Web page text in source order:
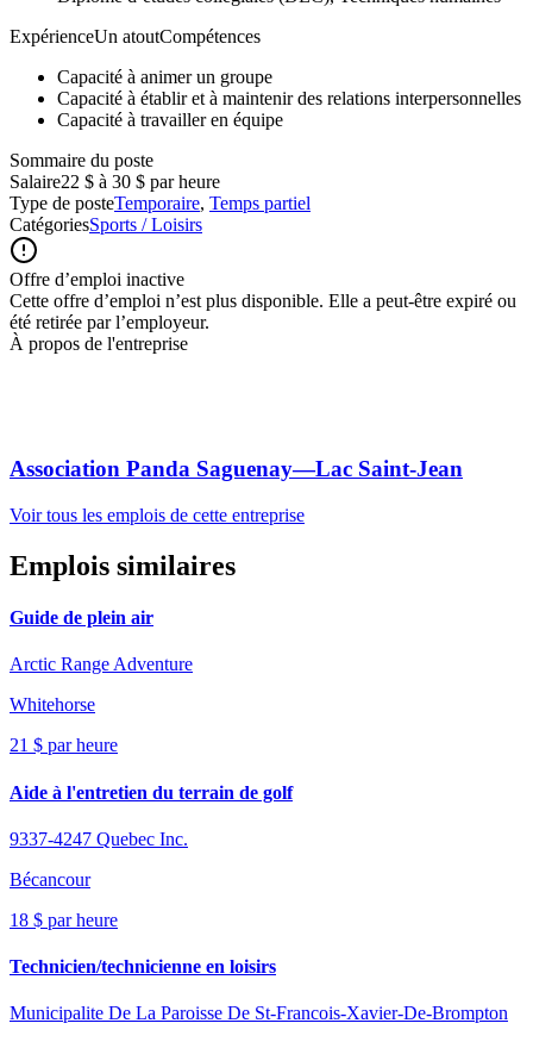
ExpérienceUn atoutCompétences
Capacité à animer un groupe
Capacité à établir et à maintenir des relations interpersonnelles
Capacité à travailler en équipe
Sommaire du poste
Salaire22 $ à 30 $ par heure
Type de posteTemporaire, Temps partiel
CatégoriesSports / Loisirs
Offre d’emploi inactive
Cette offre d’emploi n’est plus disponible. Elle a peut-être expiré ou
été retirée par l’employeur.
À propos de l'entreprise
Association Panda Saguenay—Lac Saint-Jean
Voir tous les emplois de cette entreprise
Emplois similaires
Guide de plein air
Arctic Range Adventure
Whitehorse
21 $ par heure
Aide à l'entretien du terrain de golf
9337-4247 Quebec Inc.
Bécancour
18 $ par heure
Technicien/technicienne en loisirs
Municipalite De La Paroisse De St-Francois-Xavier-De-Brompton